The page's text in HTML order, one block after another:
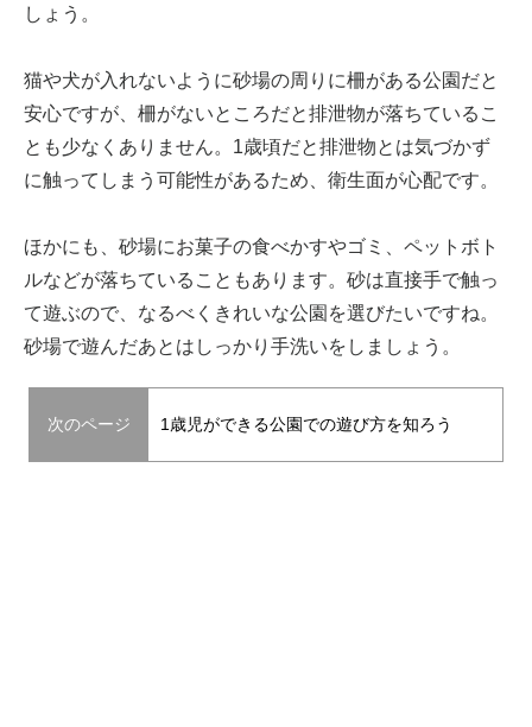
しょう。
猫や犬が入れないように砂場の周りに柵がある公園だと
安心ですが、柵がないところだと排泄物が落ちているこ
とも少なくありません。1歳頃だと排泄物とは気づかず
に触ってしまう可能性があるため、衛生面が心配です。
ほかにも、砂場にお菓子の食べかすやゴミ、ペットボト
ルなどが落ちていることもあります。砂は直接手で触っ
て遊ぶので、なるべくきれいな公園を選びたいですね。
砂場で遊んだあとはしっかり手洗いをしましょう。
次のページ 1歳児ができる公園での遊び方を知ろう